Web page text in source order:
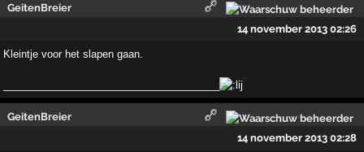
GeitenBreier
14 november 2013 02:26
Kleintje voor het slapen gaan.
GeitenBreier
14 november 2013 02:28